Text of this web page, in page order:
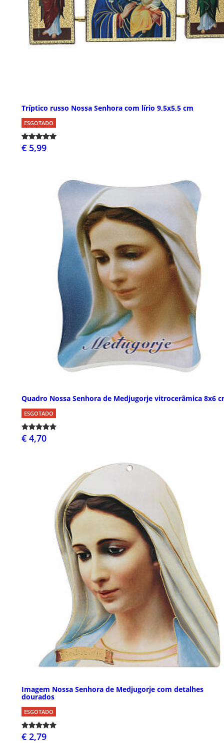
Tríptico russo Nossa Senhora com lírio 9,5x5,5 cm
ESGOTADO
€ 5,99
Quadro Nossa Senhora de Medjugorje vitrocerâmica 8x6
ESGOTADO
€ 4,70
Imagem Nossa Senhora de Medjugorje com detalhes
dourados
ESGOTADO
€ 2,79